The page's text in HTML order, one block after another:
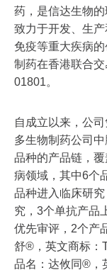
药，是信达生物
致力于开发、生
免疫等重大疾病
制药在香港联合
01801。
自成立以来，公
多生物制药公司
品种的产品链，
病领域，其中6个
品种进入临床研
究，3个单抗产品
优先审评，2个产
舒®，英文商标：
品名：达攸同®，